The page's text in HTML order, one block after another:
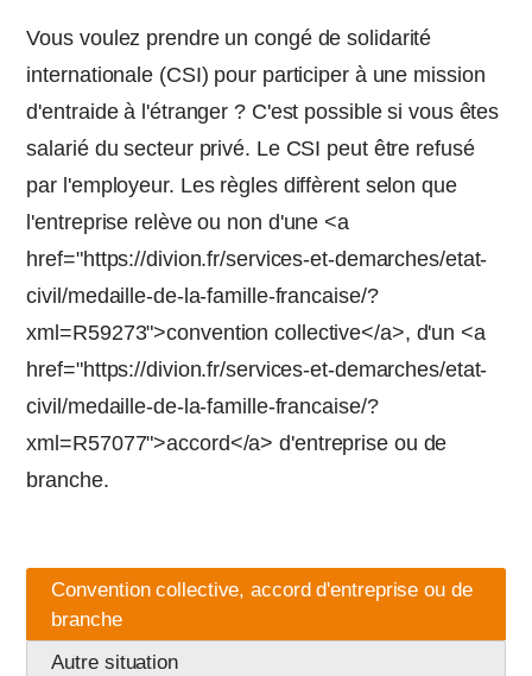
Vous voulez prendre un congé de solidarité
internationale (CSI) pour participer à une mission
d'entraide à l'étranger ? C'est possible si vous êtes
salarié du secteur privé. Le CSI peut être refusé
par l'employeur. Les règles diffèrent selon que
l'entreprise relève ou non d'une <a
href="https://divion.fr/services-et-demarches/etat-
civil/medaille-de-la-famille-francaise/?
xml=R59273">convention collective</a>, d'un <a
href="https://divion.fr/services-et-demarches/etat-
civil/medaille-de-la-famille-francaise/?
xml=R57077">accord</a> d'entreprise ou de
branche.
Convention collective, accord d'entreprise ou de
branche
Autre situation